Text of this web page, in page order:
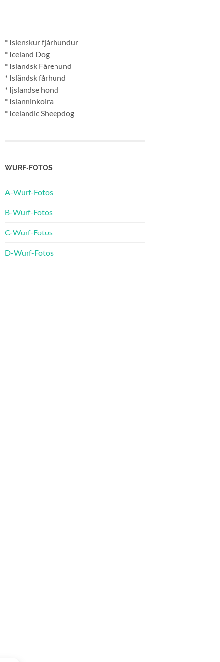
* Islenskur fjárhundur
* Iceland Dog
* Islandsk Fårehund
* Isländsk fårhund
* Ijslandse hond
* Islanninkoira
* Icelandic Sheepdog
WURF-FOTOS
A-Wurf-Fotos
B-Wurf-Fotos
C-Wurf-Fotos
D-Wurf-Fotos